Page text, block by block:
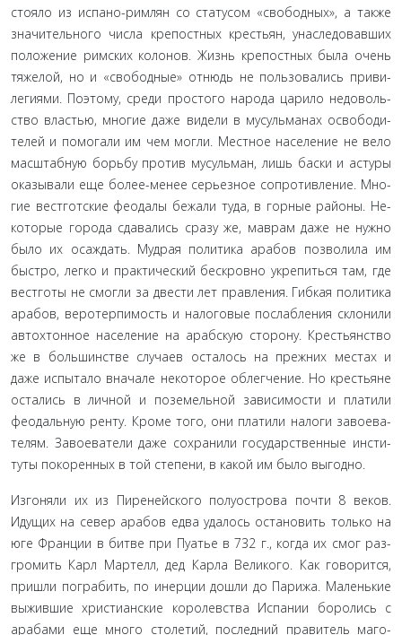
стояло из испано-римлян со статусом «свободных», а также
значительного числа крепостных крестьян, унаследовавших
положение римских колонов. Жизнь крепостных была очень
тяжелой, но и «свободные» отнюдь не пользовались приви­
легиями. Поэтому, среди простого народа царило недоволь­
ство властью, многие даже видели в мусульманах освободи­
телей и помогали им чем могли. Местное население не вело
масштабную борьбу против мусульман, лишь баски и астуры
оказывали еще более-менее серьезное сопротивление. Мно­
гие вестготские феодалы бежали туда, в горные районы. Не­
которые города сдавались сразу же, маврам даже не нужно
было их осаждать. Мудрая политика арабов позволила им
быстро, легко и практический бескровно укрепиться там, где
вестготы не смогли за двести лет правления. Гибкая политика
арабов, веротерпимость и налоговые послабления склонили
автохтонное население на арабскую сторону. Крестьянство
же в большинстве случаев осталось на прежних местах и
даже испытало вначале некоторое облегчение. Но крестьяне
остались в личной и поземельной зависимости и платили
феодальную ренту. Кроме того, они платили налоги завоева­
телям. Завоеватели даже сохранили государственные инсти­
туты покоренных в той степени, в какой им было выгодно.
Изгоняли их из Пиренейского полуострова почти 8 ве­ков.
Идущих на север арабов едва удалось остановить только на
юге Франции в битве при Пуатье в 732 г., когда их смог раз­
громить Карл Мартелл, дед Карла Великого. Как говорится,
пришли пограбить, по инерции дошли до Парижа. Малень­кие
выжившие христианские королевства Испании боролись с
арабами еще много столетий, последний правитель маго­